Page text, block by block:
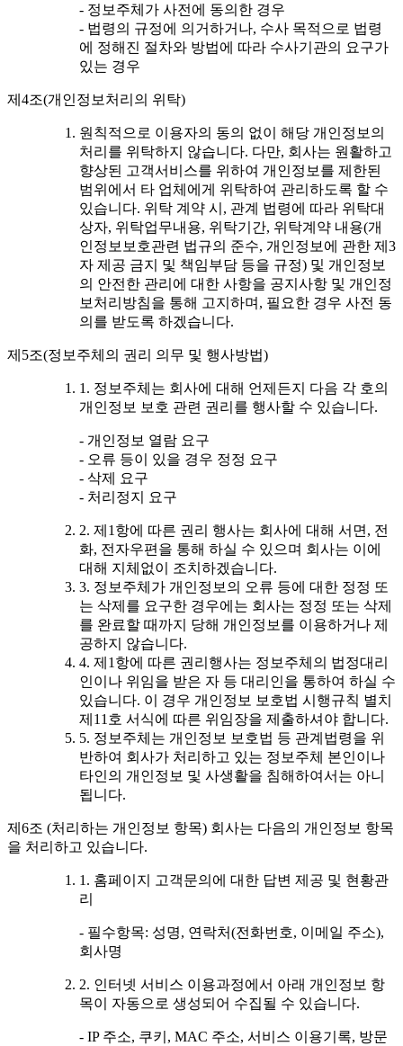
- 정보주체가 사전에 동의한 경우
- 법령의 규정에 의거하거나, 수사 목적으로 법령
에 정해진 절차와 방법에 따라 수사기관의 요구가
있는 경우
제4조(개인정보처리의 위탁)
원칙적으로 이용자의 동의 없이 해당 개인정보의
처리를 위탁하지 않습니다. 다만, 회사는 원활하고
향상된 고객서비스를 위하여 개인정보를 제한된
범위에서 타 업체에게 위탁하여 관리하도록 할 수
있습니다. 위탁 계약 시, 관계 법령에 따라 위탁대
상자, 위탁업무내용, 위탁기간, 위탁계약 내용(개
인정보보호관련 법규의 준수, 개인정보에 관한 제3
자 제공 금지 및 책임부담 등을 규정) 및 개인정보
의 안전한 관리에 대한 사항을 공지사항 및 개인정
보처리방침을 통해 고지하며, 필요한 경우 사전 동
의를 받도록 하겠습니다.
제5조(정보주체의 권리 의무 및 행사방법)
1. 정보주체는 회사에 대해 언제든지 다음 각 호의
개인정보 보호 관련 권리를 행사할 수 있습니다.
- 개인정보 열람 요구
- 오류 등이 있을 경우 정정 요구
- 삭제 요구
- 처리정지 요구
2. 제1항에 따른 권리 행사는 회사에 대해 서면, 전
화, 전자우편을 통해 하실 수 있으며 회사는 이에
대해 지체없이 조치하겠습니다.
3. 정보주체가 개인정보의 오류 등에 대한 정정 또
는 삭제를 요구한 경우에는 회사는 정정 또는 삭제
를 완료할 때까지 당해 개인정보를 이용하거나 제
공하지 않습니다.
4. 제1항에 따른 권리행사는 정보주체의 법정대리
인이나 위임을 받은 자 등 대리인을 통하여 하실 수
있습니다. 이 경우 개인정보 보호법 시행규칙 별치
제11호 서식에 따른 위임장을 제출하셔야 합니다.
5. 정보주체는 개인정보 보호법 등 관계법령을 위
반하여 회사가 처리하고 있는 정보주체 본인이나
타인의 개인정보 및 사생활을 침해하여서는 아니
됩니다.
제6조 (처리하는 개인정보 항목) 회사는 다음의 개인정보 항목
을 처리하고 있습니다.
1. 홈페이지 고객문의에 대한 답변 제공 및 현황관
리
- 필수항목: 성명, 연락처(전화번호, 이메일 주소),
회사명
2. 인터넷 서비스 이용과정에서 아래 개인정보 항
목이 자동으로 생성되어 수집될 수 있습니다.
- IP 주소, 쿠키, MAC 주소, 서비스 이용기록, 방문